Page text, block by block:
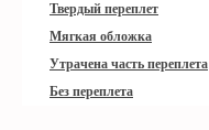
Твердый переплет
Мягкая обложка
Утрачена часть переплета
Без переплета